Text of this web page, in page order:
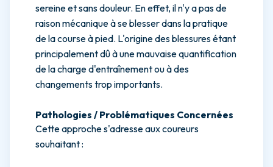
sereine et sans douleur. En effet, il n'y a pas de
raison mécanique à se blesser dans la pratique
de la course à pied. L'origine des blessures étant
principalement dû à une mauvaise quantification
de la charge d'entraînement ou à des
changements trop importants.
Pathologies / Problématiques Concernées
Cette approche s'adresse aux coureurs
souhaitant :